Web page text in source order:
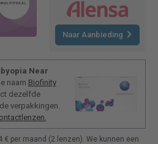
Naar Aanbieding
Near
naam Biofinity
dezelfde
verpakkingen.
per maand (2 lenzen). We kunnen een